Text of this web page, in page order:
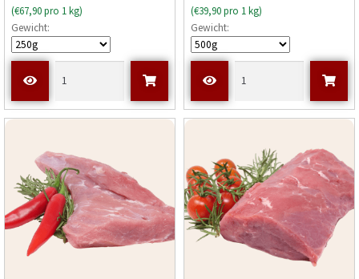
(€67,90 pro 1 kg)
Gewicht:
(€39,90 pro 1 kg)
Gewicht: